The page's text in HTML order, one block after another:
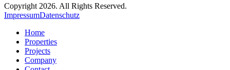
Copyright 2026. All Rights Reserved.
ImpressumDatenschutz
Home
Properties
Projects
Company